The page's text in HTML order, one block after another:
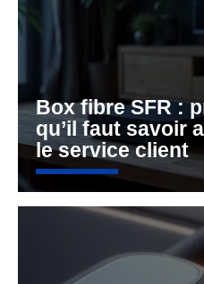
Box fibre SFR :
qu’il faut savoir
le service client